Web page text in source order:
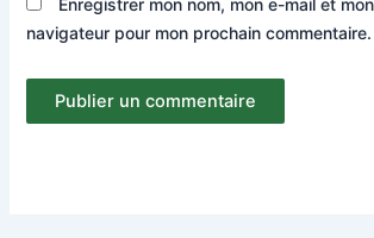
Enregistrer mon nom, mon e-mail et
navigateur pour mon prochain commentaire.